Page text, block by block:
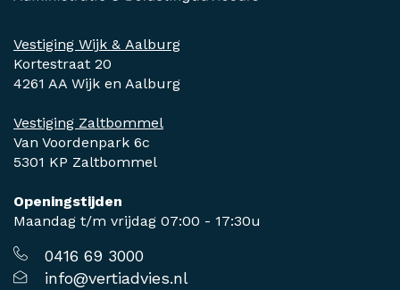
Vestiging Wijk & Aalburg
Kortestraat 20
4261 AA Wijk en Aalburg
Vestiging Zaltbommel
Van Voordenpark 6c
5301 KP Zaltbommel
Openingstijden
Maandag t/m vrijdag 07:00 - 17:30u
0416 69 3000
info@vertiadvies.nl